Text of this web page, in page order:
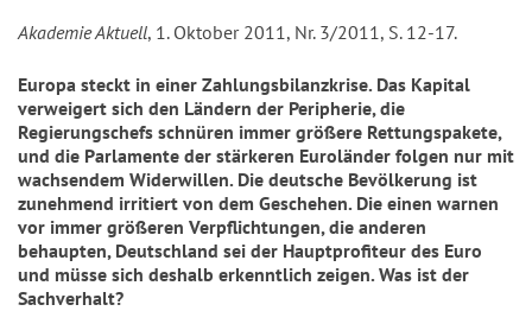
Akademie Aktuell, 1. Oktober 2011, Nr. 3/2011, S. 12-17.
Europa steckt in einer Zahlungsbilanzkrise. Das Kapital
verweigert sich den Ländern der Peripherie, die
Regierungschefs schnüren immer größere Rettungspakete,
und die Parlamente der stärkeren Euroländer folgen nur mit
wachsendem Widerwillen. Die deutsche Bevölkerung ist
zunehmend irritiert von dem Geschehen. Die einen warnen
vor immer größeren Verpflichtungen, die anderen
behaupten, Deutschland sei der Hauptprofiteur des Euro
und müsse sich deshalb erkenntlich zeigen. Was ist der
Sachverhalt?